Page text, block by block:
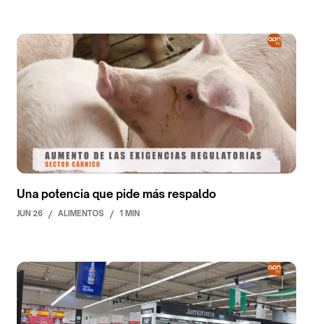
Una potencia que pide más respaldo
JUN 26 / ALIMENTOS / 1 MIN